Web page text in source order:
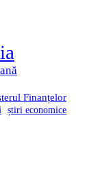
Finanțelor
știri economice